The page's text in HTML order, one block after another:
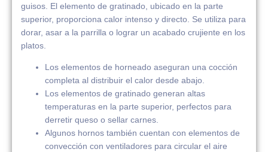
guisos. El elemento de gratinado, ubicado en la parte
superior, proporciona calor intenso y directo. Se utiliza para
dorar, asar a la parrilla o lograr un acabado crujiente en los
platos.
Los elementos de horneado aseguran una cocción
completa al distribuir el calor desde abajo.
Los elementos de gratinado generan altas
temperaturas en la parte superior, perfectos para
derretir queso o sellar carnes.
Algunos hornos también cuentan con elementos de
convección con ventiladores para circular el aire